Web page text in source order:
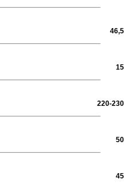
46,5
15
220-230
50
45